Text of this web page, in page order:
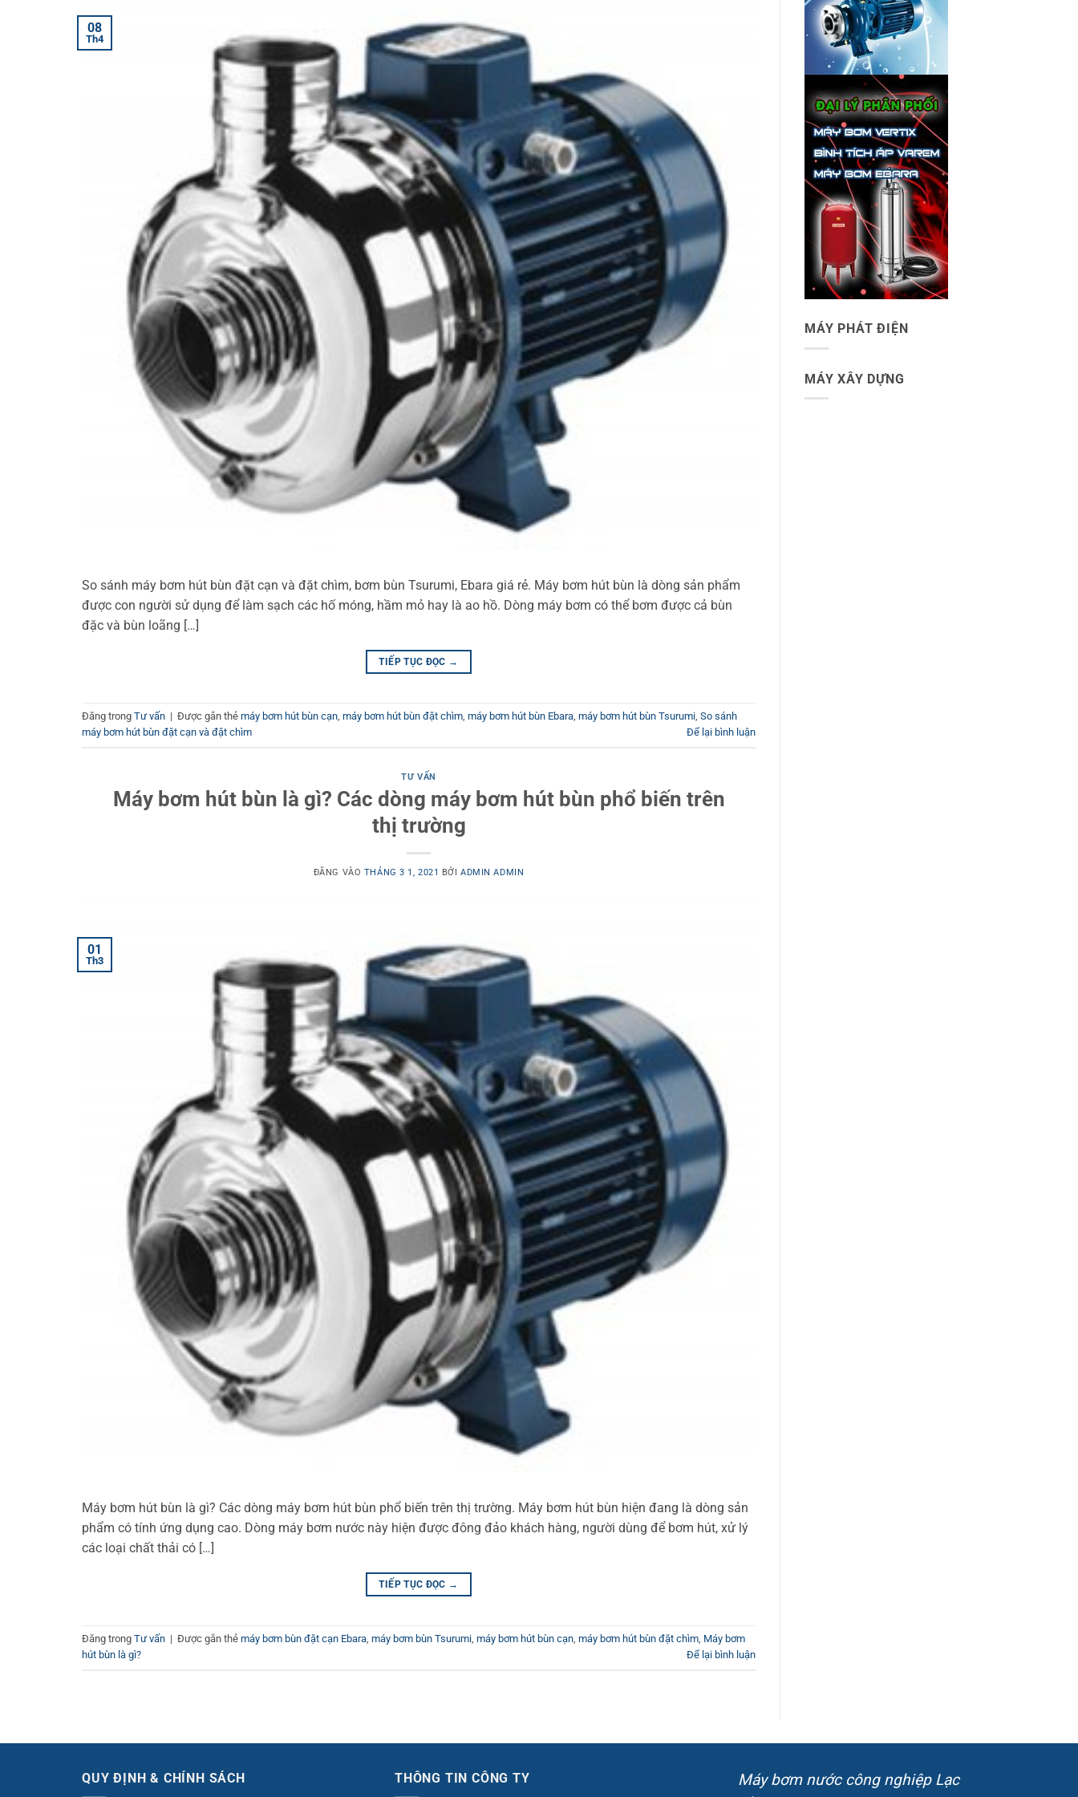
08
Th4
So sánh máy bơm hút bùn đặt cạn và đặt chìm, bơm bùn Tsurumi, Ebara giá rẻ. Máy bơm hút bùn là dòng sản phẩm
được con người sử dụng để làm sạch các hố móng, hầm mỏ hay là ao hồ. Dòng máy bơm có thể bơm được cả bùn
đặc và bùn loãng […]
TIẾP TỤC ĐỌC →
Đăng trong Tư vấn | Được gắn thẻ máy bơm hút bùn cạn, máy bơm hút bùn đặt chìm, máy bơm hút bùn Ebara, máy bơm hút bùn Tsurumi, So sánh
máy bơm hút bùn đặt cạn và đặt chìm
Để lại bình luận
TƯ VẤN
Máy bơm hút bùn là gì? Các dòng máy bơm hút bùn phổ biến trên
thị trường
ĐĂNG VÀO THÁNG 3 1, 2021 BỞIADMIN ADMIN
01
Th3
Máy bơm hút bùn là gì? Các dòng máy bơm hút bùn phổ biến trên thị trường. Máy bơm hút bùn hiện đang là dòng sản
phẩm có tính ứng dụng cao. Dòng máy bơm nước này hiện được đông đảo khách hàng, người dùng để bơm hút, xử lý
các loại chất thải có […]
TIẾP TỤC ĐỌC →
Đăng trong Tư vấn | Được gắn thẻ máy bơm bùn đặt cạn Ebara, máy bơm bùn Tsurumi, máy bơm hút bùn cạn, máy bơm hút bùn đặt chìm, Máy bơm
hút bùn là gì?
Để lại bình luận
MÁY PHÁT ĐIỆN
MÁY XÂY DỰNG
QUY ĐỊNH & CHÍNH SÁCH THÔNG TIN CÔNG TY
Máy bơm nước công nghiệp Lạc